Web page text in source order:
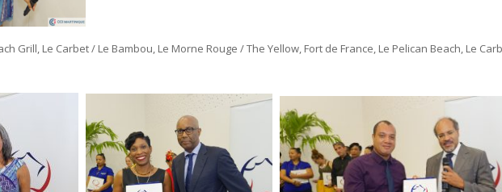
Grill, Le Carbet / Le Bambou, Le Morne Rouge / The Yellow, Fort de France, Le Pelican Beach, Le